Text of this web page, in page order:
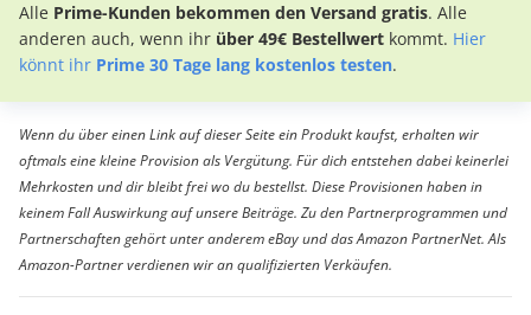
Alle Prime-Kunden bekommen den Versand gratis. Alle
anderen auch, wenn ihr über 49€ Bestellwert kommt. Hier
könnt ihr Prime 30 Tage lang kostenlos testen.
Wenn du über einen Link auf dieser Seite ein Produkt kaufst, erhalten wir
oftmals eine kleine Provision als Vergütung. Für dich entstehen dabei keinerlei
Mehrkosten und dir bleibt frei wo du bestellst. Diese Provisionen haben in
keinem Fall Auswirkung auf unsere Beiträge. Zu den Partnerprogrammen und
Partnerschaften gehört unter anderem eBay und das Amazon PartnerNet. Als
Amazon-Partner verdienen wir an qualifizierten Verkäufen.